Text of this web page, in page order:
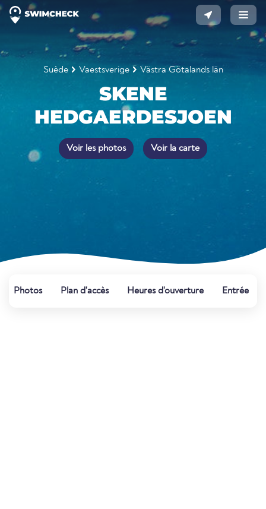
Suède Vaestsverige Västra Götalands län
SKENE
HEDGAERDESJOEN
Voir les photos Voir la carte
Photos Plan d'accès Heures d'ouverture Entrée